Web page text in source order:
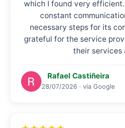
which I found very
constant
necessary steps for its
grateful for the service
their services
Rafael Castiñeira
28/07/2026 · vía Google